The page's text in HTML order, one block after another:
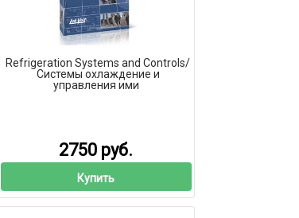
Refrigeration Systems and Controls/
Системы охлаждение и
управления ими
2750 руб.
Купить